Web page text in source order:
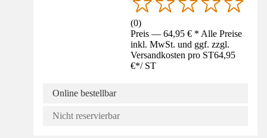
(0)
Preis — 64,95 € * Alle Preise
inkl. MwSt. und ggf. zzgl.
Versandkosten pro ST64,95
€*/ ST
Online bestellbar
Nicht reservierbar